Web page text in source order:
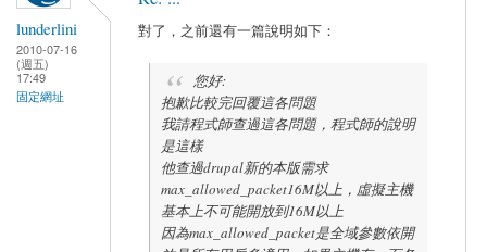
lunderlini
2010-07-16
(週五)
17:49
固定網址
對了，之前還有一篇說明如下：
您好:
抱歉比較完回覆這各問題
我請程式師查過這各問題，程式師的說明
是這樣
他查過drupal新的本版需求
max_allowed_packet16M以上，虛擬主機
基本上不可能開放到16M以上
因為max_allowed_packet是全域參數依開